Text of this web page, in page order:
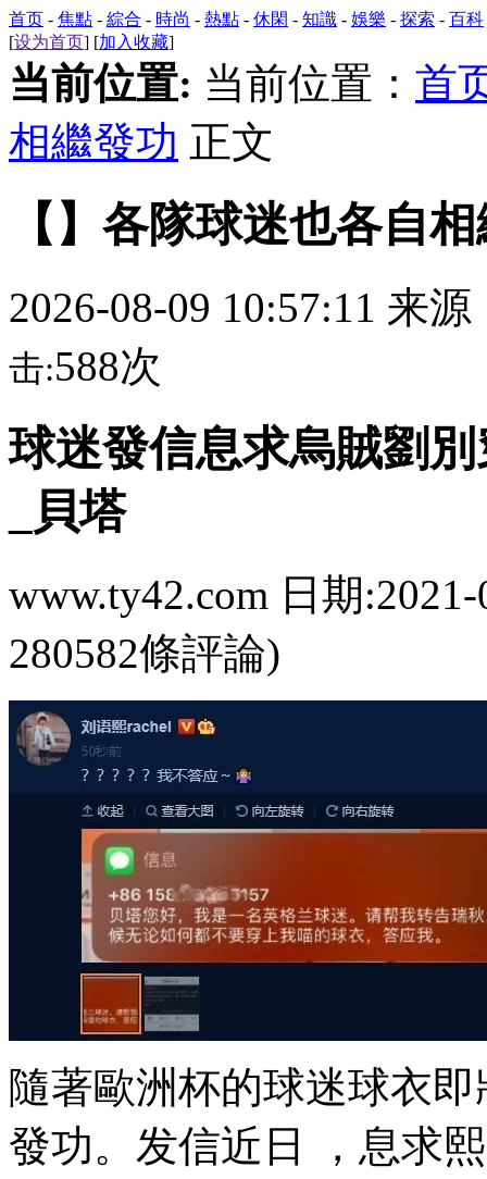
首页 - 焦點 - 綜合 - 時尚 - 熱點 - 休閑 - 知識 - 娛樂 - 探索 - 百科
[设为首页] [加入收藏]
当前位置: 当前位置： 首
相繼發功 正文
【】各隊球迷也各自
2026-08-09 10:57:11 来源
击:588次
球迷發信息求烏賊劉別
_貝塔
www.ty42.com 日期
280582條評論)
隨著歐洲杯的球迷球衣即
發功 。发信近日 ，息求熙